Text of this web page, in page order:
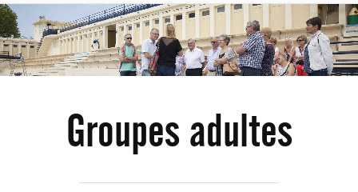
Groupes adultes